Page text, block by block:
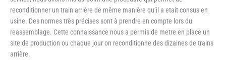
reconditionner un train arrière de même manière qu’il a etait consus en
usine. Des normes très précises sont à prendre en compte lors du
reassemblage. Cette connaissance nous a permis de metre en place un
site de production ou chaque jour on reconditionne des dizaines de trains
arrière.